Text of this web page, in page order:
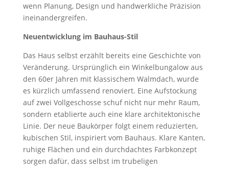
wenn Planung, Design und handwerkliche Präzision
ineinandergreifen.
Neuentwicklung im Bauhaus-Stil
Das Haus selbst erzählt bereits eine Geschichte von
Veränderung. Ursprünglich ein Winkelbungalow aus
den 60er Jahren mit klassischem Walmdach, wurde
es kürzlich umfassend renoviert. Eine Aufstockung
auf zwei Vollgeschosse schuf nicht nur mehr Raum,
sondern etablierte auch eine klare architektonische
Linie. Der neue Baukörper folgt einem reduzierten,
kubischen Stil, inspiriert vom Bauhaus. Klare Kanten,
ruhige Flächen und ein durchdachtes Farbkonzept
sorgen dafür, dass selbst im trubeligen